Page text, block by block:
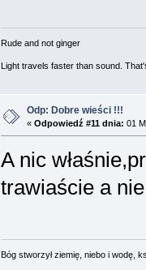
Rude and not ginger
Light travels faster than sound.
Odp: Dobre wieści !!!
« Odpowiedź #11 dnia: 01
A nic
trawiaście a
Bóg stworzył ziemię, niebo i wodę,